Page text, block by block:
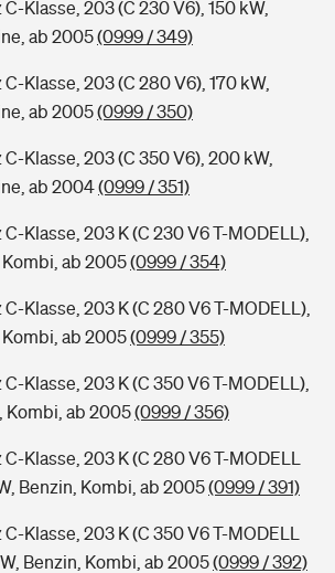
Klasse, 203 (C 230 V6), 150 kW,
ab 2005(0999 / 349)
Klasse, 203 (C 280 V6), 170 kW,
ab 2005(0999 / 350)
Klasse, 203 (C 350 V6), 200 kW,
ab 2004(0999 / 351)
Klasse, 203 K (C 230 V6 T-MODELL),
Kombi, ab 2005(0999 / 354)
Klasse, 203 K (C 280 V6 T-MODELL),
Kombi, ab 2005(0999 / 355)
Klasse, 203 K (C 350 V6 T-MODELL),
Kombi, ab 2005(0999 / 356)
Klasse, 203 K (C 280 V6 T-MODELL
Benzin, Kombi, ab 2005(0999 / 391)
Klasse, 203 K (C 350 V6 T-MODELL
Benzin, Kombi, ab 2005(0999 / 392)